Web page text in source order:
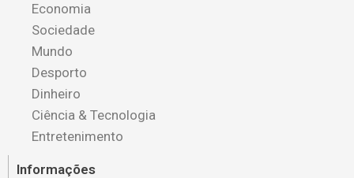
Economia
Sociedade
Mundo
Desporto
Dinheiro
Ciência & Tecnologia
Entretenimento
Informações